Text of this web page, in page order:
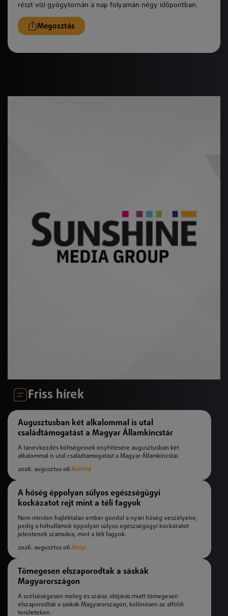
részt vízi gyógytornán a nap folyamán négy időpontban.
Megosztás
Friss hírek
Augusztusban két alkalommal is utal
családtámogatást a Magyar Államkincstár
A tanévkezdés költségeinek enyhítésére augusztusban két
alkalommal is utal családtámogatást a Magyar Államkincstár.
2026. augusztus 06.Belföld
A hőség éppolyan súlyos egészségügyi
kockázatot rejt mint a téli fagyok
Nem minden hajléktalan ember gondol a nyári hőség veszélyeire,
pedig a hőhullámok éppolyan súlyos egészségügyi kockázatot
jelentenek számukra, mint a téli fagyok.
2026. augusztus 06. Helyi
Tömegesen elszaporodtak a sáskák
Magyarországon
A szélsőségesen meleg és száraz időjárás miatt tömegesen
elszaporodtak a sáskák Magyarországon, különösen az alföldi
területeken.